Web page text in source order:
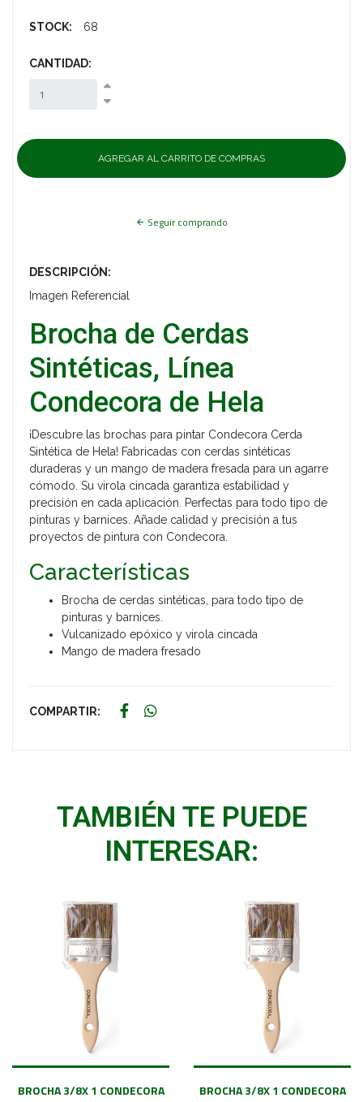
STOCK: 68
CANTIDAD:
Seguir comprando
DESCRIPCIÓN:
Imagen Referencial
Brocha de Cerdas
Sintéticas, Línea
Condecora de Hela
¡Descubre las brochas para pintar Condecora Cerda
Sintética de Hela! Fabricadas con cerdas sintéticas
duraderas y un mango de madera fresada para un agarre
cómodo. Su virola cincada garantiza estabilidad y
precisión en cada aplicación. Perfectas para todo tipo de
pinturas y barnices. Añade calidad y precisión a tus
proyectos de pintura con Condecora.
Características
Brocha de cerdas sintéticas, para todo tipo de
pinturas y barnices.
Vulcanizado epóxico y virola cincada
Mango de madera fresado
COMPARTIR:
TAMBIÉN TE PUEDE
INTERESAR:
BROCHA 3/8X 1 CONDECORA BROCHA 3/8X 1 CONDECORA